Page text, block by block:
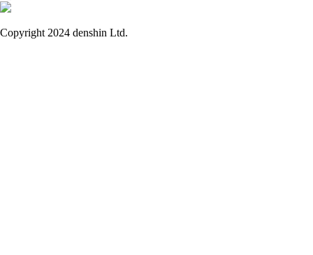
Copyright 2024 denshin Ltd.